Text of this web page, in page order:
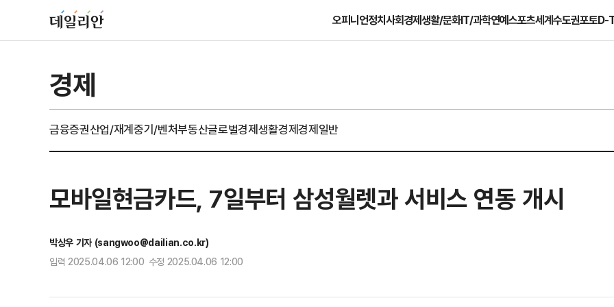
오피니언정치사회경제생활/문화IT/과학연예스포츠세계수도권포토D-
경제
금융증권산업/재계중기/벤처부동산글로벌경제생활경제경제일반
모바일현금카드, 7일부터 삼성월렛과 서비스 연동 개시
박상우 기자 (sangwoo@dailian.co.kr)
입력 2025.04.06 12:00 수정 2025.04.06 12:00